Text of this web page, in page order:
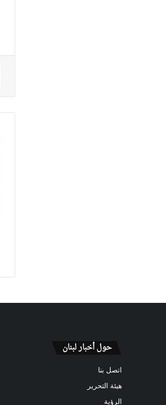
حول أخبار لبنان
اتصل بنا
هيئة التحرير
الرؤية